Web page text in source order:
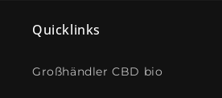
Quicklinks
Großhändler CBD bio